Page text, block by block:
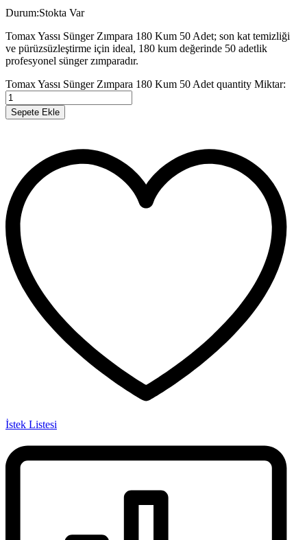
Durum:Stokta Var
Tomax Yassı Sünger Zımpara 180 Kum 50 Adet; son kat temizliği
ve pürüzsüzleştirme için ideal, 180 kum değerinde 50 adetlik
profesyonel sünger zımparadır.
Tomax Yassı Sünger Zımpara 180 Kum 50 Adet quantity Miktar:
Sepete Ekle
İstek Listesi